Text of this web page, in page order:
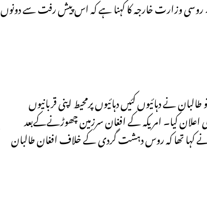
روسی وزارت خارجہ کا کہنا ہے کہ اس پیش رفت سے دونوں
طالبان نے دہائیوں کئیں دہائیوں پرمحیط اپنی قربانیوں
اعلان کیا۔ امریکہ کے افغان سرزمین چھوڑنےکےبعد
کہا تھا کہ روس دہشت گردی کے خلاف افغان طالبان